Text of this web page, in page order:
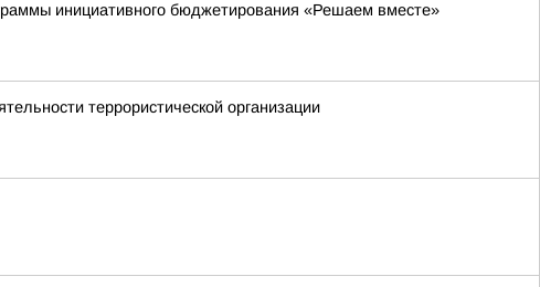
инициативного бюджетирования «Решаем вместе»
террористической организации